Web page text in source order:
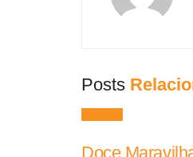
Posts
Doce